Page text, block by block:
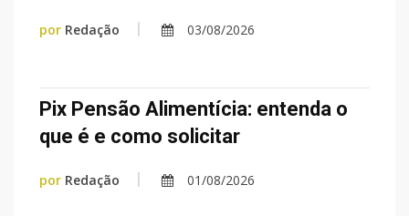
por Redação 03/08/2026
Pix Pensão Alimentícia: entenda o
que é e como solicitar
por Redação 01/08/2026